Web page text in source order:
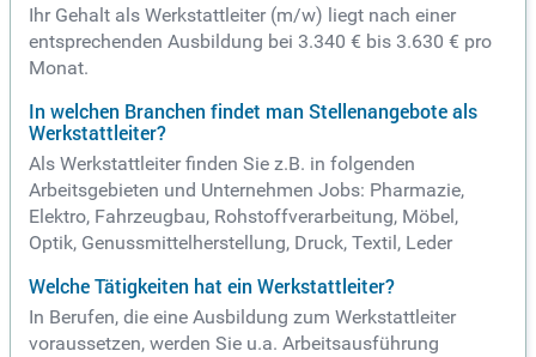
Ihr Gehalt als Werkstattleiter (m/w) liegt nach einer
entsprechenden Ausbildung bei 3.340 € bis 3.630 € pro
Monat.
In welchen Branchen findet man Stellenangebote als
Werkstattleiter?
Als Werkstattleiter finden Sie z.B. in folgenden
Arbeitsgebieten und Unternehmen Jobs: Pharmazie,
Elektro, Fahrzeugbau, Rohstoffverarbeitung, Möbel,
Optik, Genussmittelherstellung, Druck, Textil, Leder
Welche Tätigkeiten hat ein Werkstattleiter?
In Berufen, die eine Ausbildung zum Werkstattleiter
voraussetzen, werden Sie u.a. Arbeitsausführung